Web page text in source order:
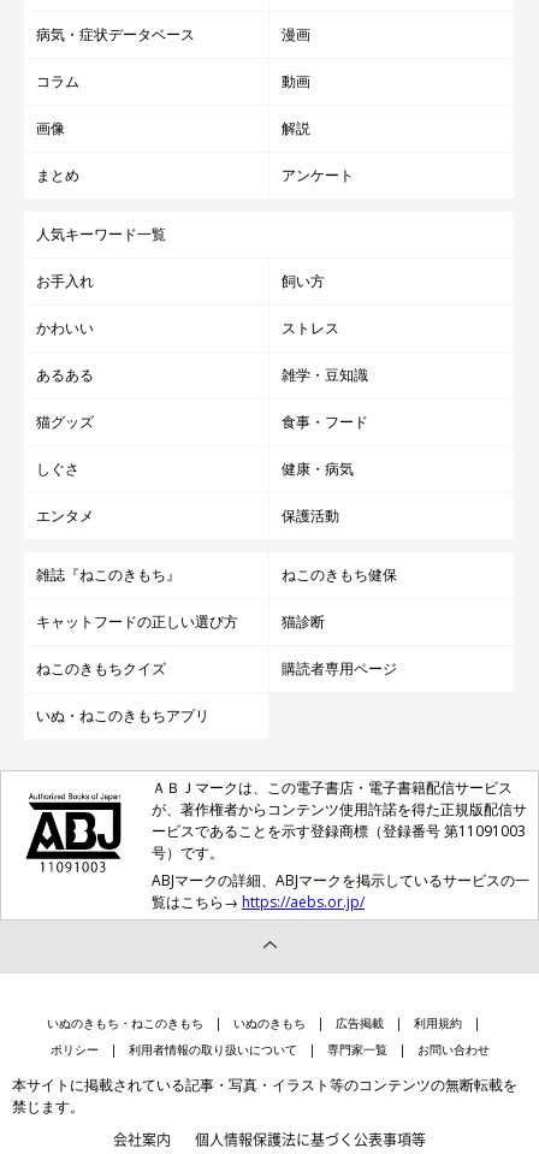
病気・症状データベース 漫画
コラム 動画
画像 解説
まとめ アンケート
人気キーワード一覧
お手入れ 飼い方
かわいい ストレス
あるある 雑学・豆知識
猫グッズ 食事・フード
しぐさ 健康・病気
エンタメ 保護活動
雑誌『ねこのきもち』 ねこのきもち健保
キャットフードの正しい選び方 猫診断
ねこのきもちクイズ 購読者専用ページ
いぬ・ねこのきもちアプリ
ＡＢＪマークは、この電子書店・電子書籍配信サービス
が、著作権者からコンテンツ使用許諾を得た正規版配信サ
ービスであることを示す登録商標（登録番号 第11091003
号）です。
ABJマークの詳細、ABJマークを掲示しているサービスの一
覧はこちら→ https://aebs.or.jp/
いぬのきもち・ねこのきもち いぬのきもち 広告掲載
利用規約
ポリシー
利用者情報の取り扱いについて 専門家一覧 お問い合わせ
本サイトに掲載されている記事・写真・イラスト等のコンテンツの無断転載を
禁じます。
会社案内 個人情報保護法に基づく公表事項等